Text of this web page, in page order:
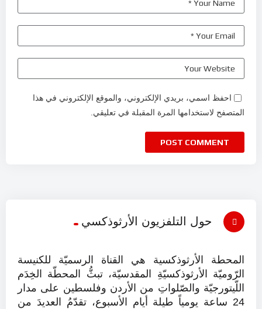
احفظ اسمي، بريدي الإلكتروني، والموقع الإلكتروني في هذا
المتصفح لاستخدامها المرة المقبلة في تعليقي.
حول التلفزيون الأرثوذكسي
المحطة الأرثوذكسية هي القناة الرسميّة للكنيسة
الرّوميّة الأرثوذكسيّةِ المقدسيّة، تبثُّ المحطّة الخِدَم
اللّيتورجيّة والصّلواتِ من الأردن وفلسطين على مدار
24 ساعة يومياً طيلة أيام الأسبوع، تقدّمُ العديدَ من